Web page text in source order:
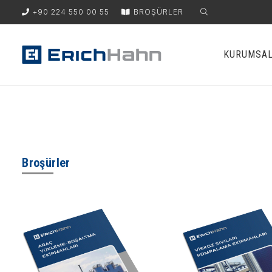
+90 224 550 00 55 BROŞÜRLER
KURUMSAL
Broşürler